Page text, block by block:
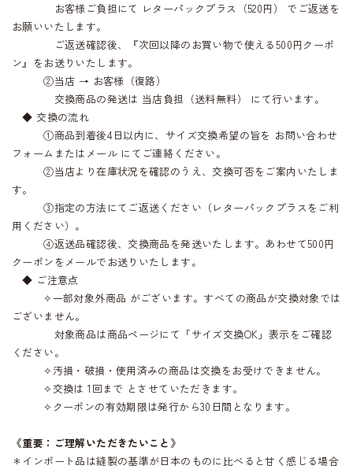
お客様ご負担にて レターパックプラス（520円） でご返送を
お願いいたします。
ご返送確認後、『次回以降のお買い物で使える500円クーポ
ン』をお送りいたします。
②当店 → お客様（復路）
交換商品の発送は 当店負担（送料無料） にて行います。
◆ 交換の流れ
①商品到着後4日以内に、サイズ交換希望の旨を お問い合わせ
フォームまたはメール にてご連絡ください。
②当店より在庫状況を確認のうえ、交換可否をご案内いたしま
す。
③指定の方法にてご返送ください（レターパックプラスをご利
用ください）。
④返送品確認後、交換商品を発送いたします。あわせて500円
クーポンをメールでお送りいたします。
◆ ご注意点
✧一部対象外商品 がございます。すべての商品が交換対象では
ございません。
対象商品は商品ページにて「サイズ交換OK」表示をご確認
ください。
✧汚損・破損・使用済みの商品は交換をお受けできません。
✧交換は 1回まで とさせていただきます。
✧クーポンの有効期限は発行から30日間となります。
《重要：ご理解いただきたいこと》
＊インポート品は縫製の基準が日本のものに比べると甘く感じる場合